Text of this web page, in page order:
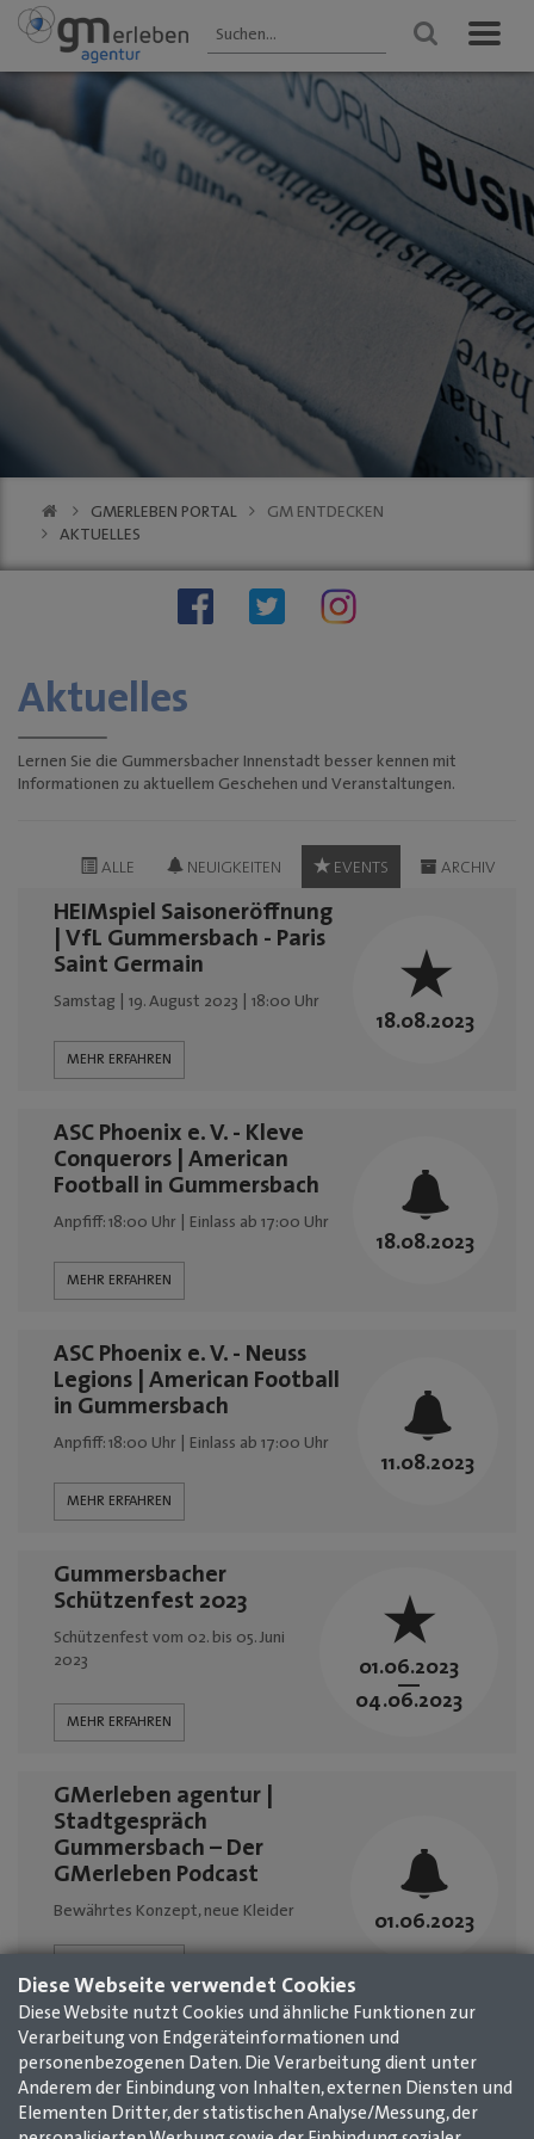
Diese Webseite verwendet Cookies
Diese Website nutzt Cookies und ähnliche Funktionen zur
Verarbeitung von Endgeräteinformationen und
personenbezogenen Daten. Die Verarbeitung dient unter
Anderem der Einbindung von Inhalten, externen Diensten und
Elementen Dritter, der statistischen Analyse/Messung, der
GM ENTDECKEN
Aktuelles
Kultur
Einkaufen
VfL Gummersbach
HEIMAT-JOKER®
FOREST ONE®
vytal® -
GM | Der PODCAST
GMerleben APP
eBay - Deine
Stadtrundgang
social wall
VERANSTALTUNGEN
Veranstaltungen
2025 - Übersicht
FRÜHLING
Gummersbach 2026
WINTER
Gummersbach
VfL Gummersbach
SCHWALBE Arena
Halle 32
Alte Vogtei
Ortszentren"
Sondernutzungen
Tourismus
KINO-Programm
BUSINESS & PARTNER
Mitgliedschaften
GMERLEBEN PORTAL
GM ENTDECKEN
AKTUELLES
Aktuelles
Lernen Sie die Gummersbacher Innenstadt besser kennen mit
Informationen zu aktuellem Geschehen und Veranstaltungen.
ALLE NEUIGKEITEN EVENTS ARCHIV
HEIMspiel Saisoneröffnung
| VfL Gummersbach - Paris
Saint Germain
Samstag | 19. August 2023 | 18:00 Uhr
MEHR ERFAHREN
18.08.2023
ASC Phoenix e. V. - Kleve
Conquerors | American
Football in Gummersbach
Anpfiff: 18:00 Uhr | Einlass ab 17:00 Uhr
MEHR ERFAHREN
18.08.2023
ASC Phoenix e. V. - Neuss
Legions | American Football
in Gummersbach
Anpfiff: 18:00 Uhr | Einlass ab 17:00 Uhr
MEHR ERFAHREN
11.08.2023
Gummersbacher
Schützenfest 2023
Schützenfest vom 02. bis 05. Juni
2023
MEHR ERFAHREN
01.06.2023
—
04.06.2023
GMerleben agentur |
Stadtgespräch
Gummersbach – Der
GMerleben Podcast
Bewährtes Konzept, neue Kleider 01.06.2023
1 2 3 4 5 6 7 8 9
12
13 14 15 16 17 18 19
20
21
22 23 24 25 26 27 28 29